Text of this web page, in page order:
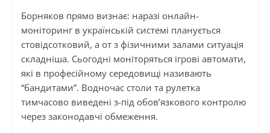
Борняков прямо визнає: наразі онлайн-
моніторинг в українській системі планується
стовідсотковий, а от з фізичними залами ситуація
складніша. Сьогодні моніторяться ігрові автомати,
які в професійному середовищі називають
“бандитами”. Водночас столи та рулетка
тимчасово виведені з-під обов’язкового контролю
через законодавчі обмеження.